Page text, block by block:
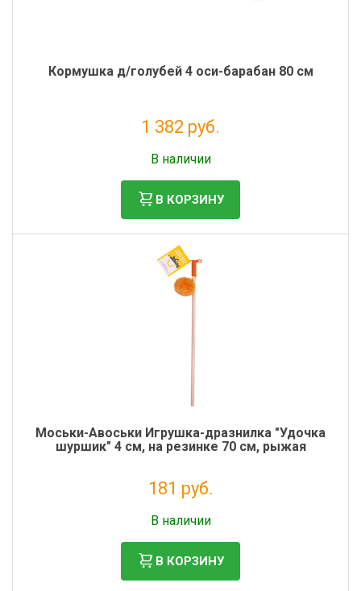
Кормушка д/голубей 4 оси-барабан 80 см
1 382 руб.
В наличии
В КОРЗИНУ
Моськи-Авоськи Игрушка-дразнилка "Удочка
шуршик" 4 см, на резинке 70 см, рыжая
181 руб.
В наличии
В КОРЗИНУ